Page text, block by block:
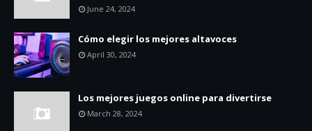
June 24, 2024
Cómo elegir los mejores altavoces
April 30, 2024
Los mejores juegos online para divertirse
March 28, 2024